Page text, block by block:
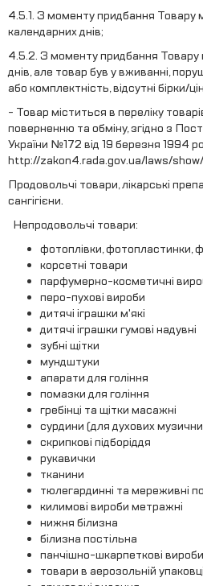
4.5.1. З моменту придбання Товару
календарних днів;
4.5.2. З моменту придбання Товару
днів, але товар був у вживанні,
або комплектність, відсутні бірки/
- Товар міститься в переліку
поверненню та обміну, згідно з
України №172 від 19 березня 1994
http://zakon4.rada.gov.ua/laws/
Продовольчі товари, лікарські
сангігієни.
Непродовольчі товари:
фотоплівки, фотопластинки,
корсетні товари
парфумерно-косметичні
перо-пухові вироби
дитячі іграшки м'які
дитячі іграшки гумові надувні
зубні щітки
мундштуки
апарати для гоління
помазки для гоління
гребінці та щітки масажні
сурдини (для духових
скрипкові підборіддя
рукавички
тканини
тюлегардинні та мереживні
килимові вироби метражні
нижня білизна
білизна постільна
панчішно-шкарпеткові вироби
товари в аерозольній упаковці